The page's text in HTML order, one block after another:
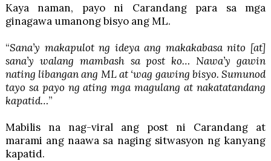
Kaya naman, payo ni Carandang para sa mga
ginagawa umanong bisyo ang ML.
“Sana’y makapulot ng ideya ang makakabasa nito [at]
sana’y walang mambash sa post ko… Nawa’y gawin
nating libangan ang ML at ‘wag gawing bisyo. Sumunod
tayo sa payo ng ating mga magulang at nakatatandang
kapatid…”
Mabilis na nag-viral ang post ni Carandang at
marami ang naawa sa naging sitwasyon ng kanyang
kapatid.